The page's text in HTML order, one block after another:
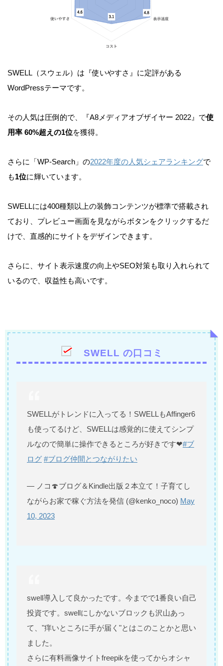
SWELL（スウェル）は『使いやすさ』に定評がある
WordPressテーマです。
その人気は圧倒的で、『A8メディアオブザイヤー 2022』で使
用率 60%超えの1位を獲得。
さらに「WP-Search」の2022年度の人気シェアランキングで
も1位に輝いています。
SWELLには400種類以上の装飾コンテンツが標準で搭載され
ており、プレビュー画面を見ながらボタンをクリックするだ
けで、直感的にサイトをデザインできます。
さらに、サイト表示速度の向上やSEO対策も取り入れられて
いるので、収益性も高いです。
SWELL の口コミ
SWELLがトレンドに入ってる！SWELLもAffinger6
も使ってるけど、SWELLは感覚的に使えてシンプ
ルなので簡単に操作できるところが好きです❤#ブ
ログ #ブログ仲間とつながりたい
— ノコ🍄ブログ＆Kindle出版２本立て！子育てし
ながらお家で稼ぐ方法を発信 (@kenko_noco) May
10, 2023
swell導入して良かったです。今までで1番良い自己
投資です。swellにしかないブロックも沢山あっ
て、"痒いところに手が届く"とはこのことかと思い
ました。
さらに有料画像サイトfreepikを使ってからオシャ